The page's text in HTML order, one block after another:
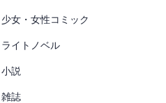
少女・女性コミック
ライトノベル
小説
雑誌